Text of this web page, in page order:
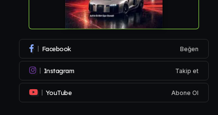
Facebook Beğen
Instagram Takip et
YouTube Abone Ol